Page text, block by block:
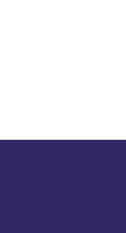
l'activité